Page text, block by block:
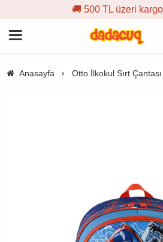
🚚 500 TL üzeri kargo
Anasayfa Otto İlkokul Sırt